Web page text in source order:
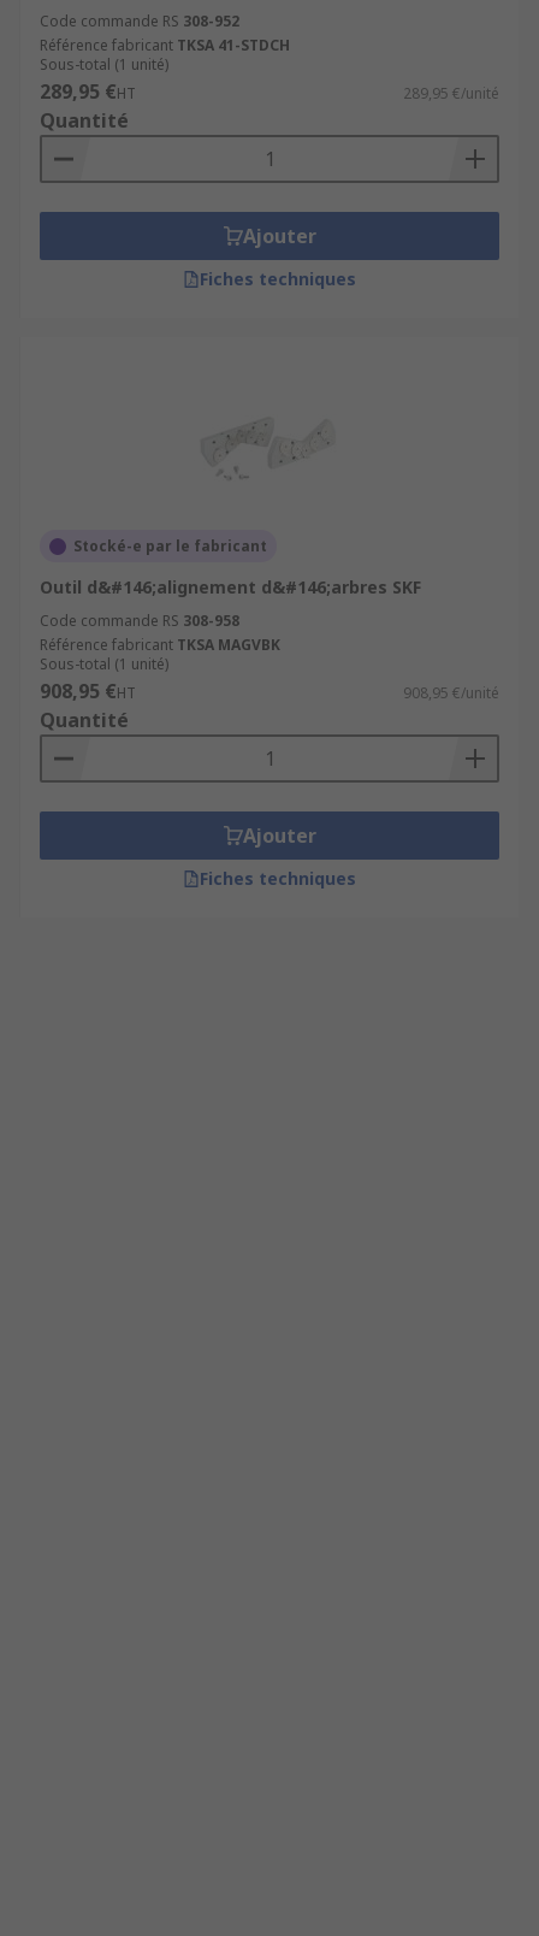
Code commande RS 308-952
Référence fabricant TKSA 41-STDCH
Sous-total (1 unité)
289,95 €HT 289,95 €/unité
Quantité
Ajouter
Fiches techniques
Stocké-e par le fabricant
Outil d&#146;alignement d&#146;arbres SKF
Code commande RS 308-958
Référence fabricant TKSA MAGVBK
Sous-total (1 unité)
908,95 €HT 908,95 €/unité
Quantité
Ajouter
Fiches techniques